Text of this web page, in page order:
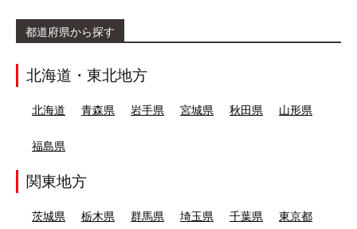
都道府県から探す
北海道・東北地方
北海道 青森県 岩手県 宮城県 秋田県 山形県
福島県
関東地方
茨城県 栃木県 群馬県 埼玉県 千葉県 東京都